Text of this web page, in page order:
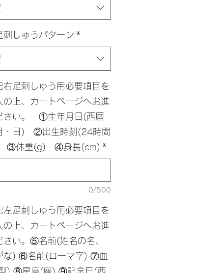
しゅうパターン *
足刺しゅう用必要項目を
の上、カートページへお進
さい。 ①生年月日(西暦
・日) ②出生時刻(24時間
③体重(g) ④身長(cm) *
0/500
足刺しゅう用必要項目を
の上、カートページへお進
さい。⑤名前(姓名の名、
な) ⑥名前(ローマ字) ⑦血
) ⑧星座(座) ⑨記念日(西